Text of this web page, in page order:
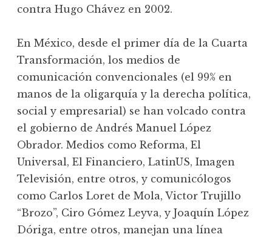
contra Hugo Chávez en 2002.
En México, desde el primer día de la Cuarta
Transformación, los medios de
comunicación convencionales (el 99% en
manos de la oligarquía y la derecha política,
social y empresarial) se han volcado contra
el gobierno de Andrés Manuel López
Obrador. Medios como Reforma, El
Universal, El Financiero, LatinUS, Imagen
Televisión, entre otros, y comunicólogos
como Carlos Loret de Mola, Victor Trujillo
“Brozo”, Ciro Gómez Leyva, y Joaquín López
Dóriga, entre otros, manejan una línea